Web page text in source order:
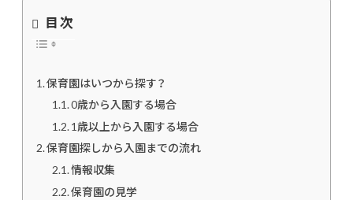
目次
保育園はいつから探す？
0歳から入園する場合
1歳以上から入園する場合
保育園探しから入園までの流れ
情報収集
保育園の見学